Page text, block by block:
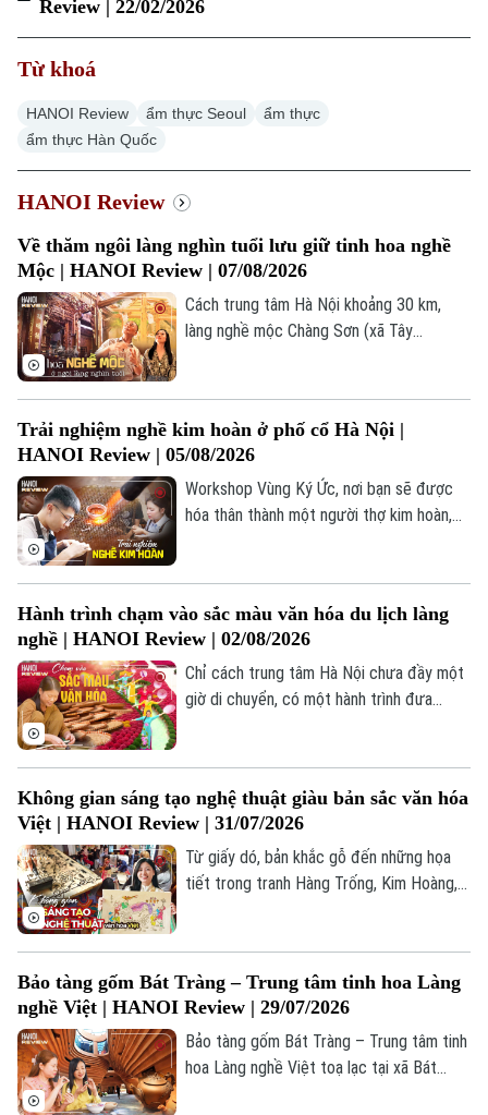
Chuyên mục
Thời sự
Hà Nội
Review | 22/02/2026
Từ khoá
HANOI Review ẩm thực Seoul
ẩm thực
ẩm thực Hàn Quốc
HANOI Review
Về thăm ngôi làng nghìn tuổi lưu giữ tinh hoa nghề
Mộc | HANOI Review | 07/08/2026
Cách trung tâm Hà Nội khoảng 30 km,
làng nghề mộc Chàng Sơn (xã Tây
này, Hanoi Review sẽ khám phá lịch sử
hình thành, quy trình chế tác và những giá
trị đã làm nên tinh hoa làng nghề mộc
nghìn năm tuổi này.
Trải nghiệm nghề kim hoàn ở phố cổ Hà Nội |
HANOI Review | 05/08/2026
Workshop Vùng Ký Ức, nơi bạn sẽ được
hóa thân thành một người thợ kim hoàn,
mỗi sản phẩm đều chỉ có một phiên bản
duy nhất, bởi nó được tạo nên từ chính
đôi tay và câu chuyện của người làm ra.
Hành trình chạm vào sắc màu văn hóa du lịch làng
nghề | HANOI Review | 02/08/2026
Chỉ cách trung tâm Hà Nội chưa đầy một
giờ di chuyển, có một hành trình đưa
Bắc Bộ.
Không gian sáng tạo nghệ thuật giàu bản sắc văn hóa
Việt | HANOI Review | 31/07/2026
Từ giấy dó, bản khắc gỗ đến những họa
tiết trong tranh Hàng Trống, Kim Hoàng,
thống bằng những trải nghiệm gần gũi.
Bảo tàng gốm Bát Tràng – Trung tâm tinh hoa Làng
nghề Việt | HANOI Review | 29/07/2026
Bảo tàng gốm Bát Tràng – Trung tâm tinh
hoa Làng nghề Việt toạ lạc tại xã Bát